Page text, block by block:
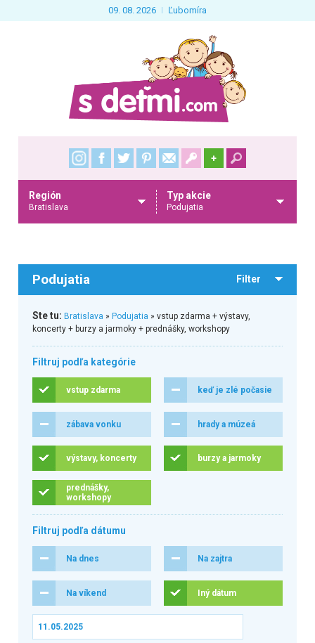
09. 08. 2026 Ľubomíra
+
Región
Bratislava
Typ akcie
Podujatia
Podujatia Filter
Ste tu: Bratislava » Podujatia » vstup zdarma + výstavy,
koncerty + burzy a jarmoky + prednášky, workshopy
Filtruj podľa kategórie
vstup zdarma keď je zlé počasie
zábava vonku hrady a múzeá
výstavy, koncerty burzy a jarmoky
prednášky,
workshopy
Filtruj podľa dátumu
Na dnes Na zajtra
Na víkend Iný dátum